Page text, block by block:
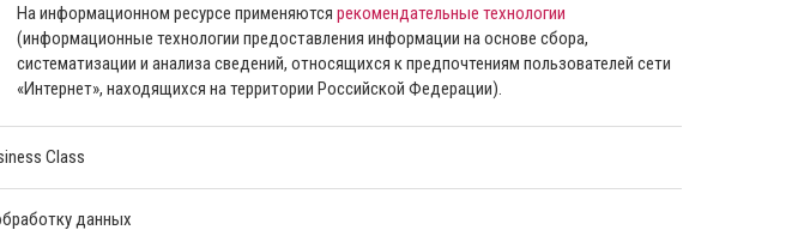
На информационном ресурсе применяются рекомендательные технологии
(информационные технологии предоставления информации на основе сбора,
систематизации и анализа сведений, относящихся к предпочтениям пользователей сети
«Интернет», находящихся на территории Российской Федерации).
Class
данных